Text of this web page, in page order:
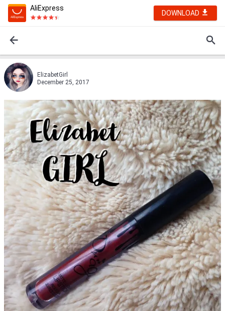
AliExpress
DOWNLOAD
ElizabetGirl
December 25, 2017